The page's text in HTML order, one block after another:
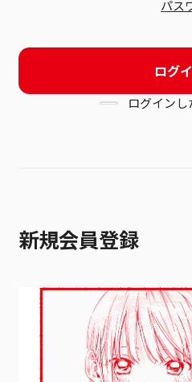
パス
ログ
ログイン
新規会員登録